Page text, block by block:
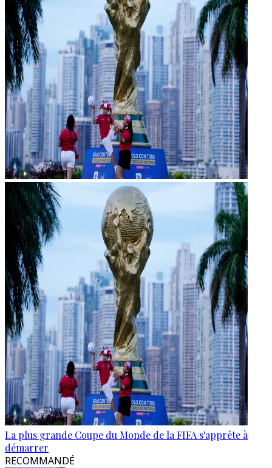
La plus grande Coupe du Monde de la FIFA s'apprête à
démarrer
RECOMMANDÉ